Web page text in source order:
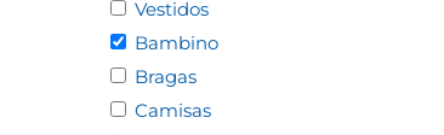
Vestidos
Bambino
Bragas
Camisas